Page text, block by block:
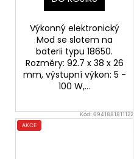
Výkonný elektronický
Mod se slotem na
baterii typu 18650.
Rozměry: 92.7 x 38 x 26
mm, výstupní výkon: 5 -
100 W,...
Kód:6941881811122
AKCE